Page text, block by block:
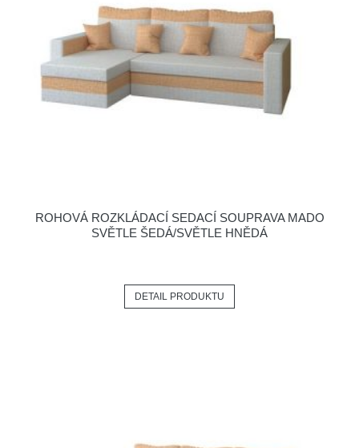
ROHOVÁ ROZKLÁDACÍ SEDACÍ SOUPRAVA MADO
SVĚTLE ŠEDÁ/SVĚTLE HNĚDÁ
DETAIL PRODUKTU